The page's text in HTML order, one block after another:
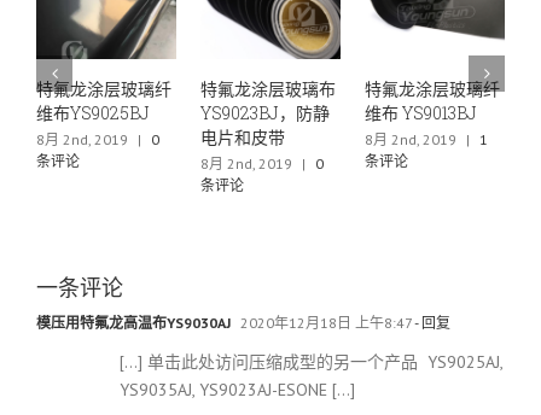
龙涂层玻璃纤
YS9025BJ
2nd, 2019 |
0
特氟龙涂层玻璃布
YS9023BJ，防静
电片和皮带
8月 2nd, 2019 |
0
特氟龙涂层玻璃纤
维布 YS9013BJ
8月 2nd, 2019 |
1
条评论
特氟龙
6月 29th,
一条评论
模压用特氟龙高温布YS9030AJ 2020年12月18日 上午8:47- 回复
[…] 单击此处访问压缩成型的另一个产品 YS9025AJ,
YS9035AJ, YS9023AJ-ESONE […]